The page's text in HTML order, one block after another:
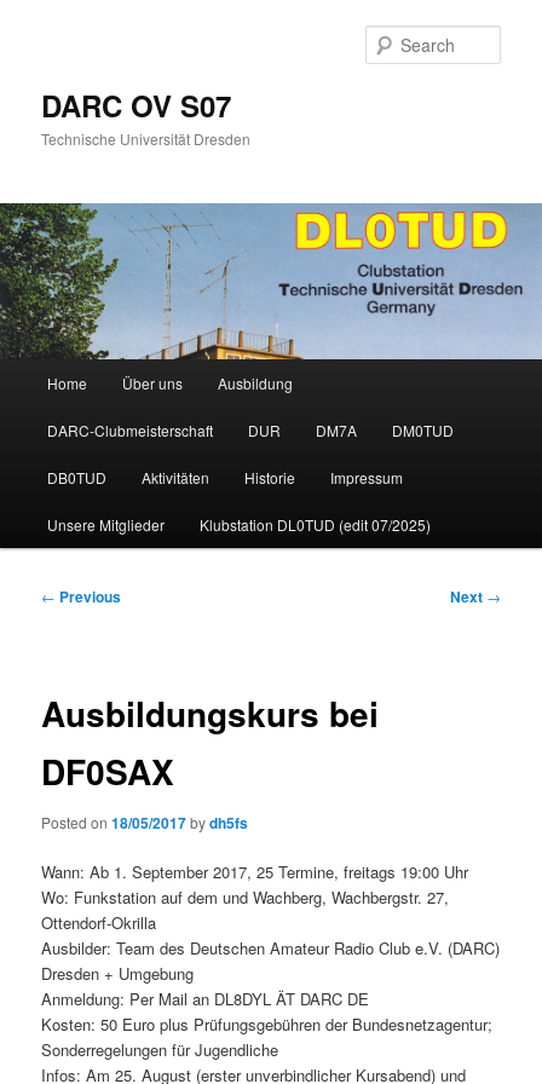
DARC OV S07
Technische Universität Dresden
Home Über uns Ausbildung
DARC-Clubmeisterschaft DUR DM7A DM0TUD
DB0TUD Aktivitäten Historie Impressum
Unsere Mitglieder Klubstation DL0TUD (edit 07/2025)
Post
← Previous Next →
Ausbildungskurs bei
DF0SAX
Posted on18/05/2017bydh5fs
Wann: Ab 1. September 2017, 25 Termine, freitags 19:00 Uhr
Wo: Funkstation auf dem und Wachberg, Wachbergstr. 27,
Ottendorf-Okrilla
Ausbilder: Team des Deutschen Amateur Radio Club e.V. (DARC)
Dresden + Umgebung
Anmeldung: Per Mail an DL8DYL ÄT DARC DE
Kosten: 50 Euro plus Prüfungsgebühren der Bundesnetzagentur;
Sonderregelungen für Jugendliche
Infos: Am 25. August (erster unverbindlicher Kursabend) und